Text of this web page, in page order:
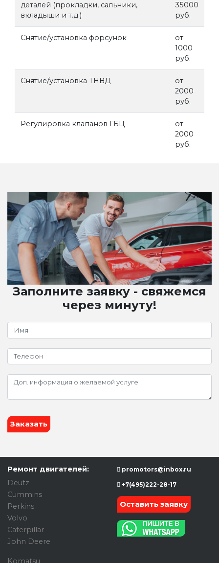
деталей (прокладки, сальники,
вкладыши и т.д.)
35000
руб.
Снятие/установка форсунок
от
1000
руб.
Снятие/установка ТНВД
от
2000
руб.
Регулировка клапанов ГБЦ
от
2000
руб.
Заполните заявку - свяжемся
через минуту!
Заказать
Ремонт двигателей:
Deutz
Cummins
Perkins
Volvo
Caterpillar
John Deere
Komatsu
promotors@inbox.ru
+7(495)222-28-17
Оставить заявку